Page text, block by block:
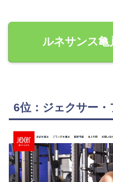
ルネサンス亀
6位：ジェクサー